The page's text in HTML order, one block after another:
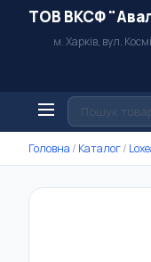
ТОВ ВКСФ
м. Харків, вул.
Головна / Каталог/